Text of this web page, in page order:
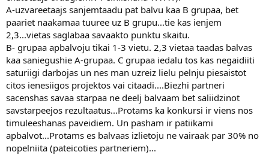
A-uzvareetaajs sanjemtaadu pat balvu kaa B grupaa, bet
paariet naakamaa tuuree uz B grupu...tie kas ienjem
2,3...vietas saglabaa savaakto punktu skaitu.
B- grupaa apbalvoju tikai 1-3 vietu. 2,3 vietaa taadas balvas
kaa saniegushie A-grupaa. C grupaa iedalu tos kas negaidiiti
saturiigi darbojas un nes man uzreiz lielu pelnju piesaistot
citos ienesiigos projektos vai citaadi....Biezhi partneri
sacenshas savaa starpaa ne deelj balvaam bet saliidzinot
savstarpeejos rezultaatus...Protams ka konkursi ir viens nos
timuleeshanas paveidiem. Un pasham ir patiikami
apbalvot...Protams es balvaas izlietoju ne vairaak par 30% no
nopelniita (pateicoties partneriem)...